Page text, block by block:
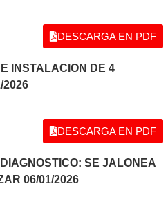
DESCARGA EN PDF
INSTALACION DE 4
2026
DESCARGA EN PDF
SE JALONEA
06/01/2026